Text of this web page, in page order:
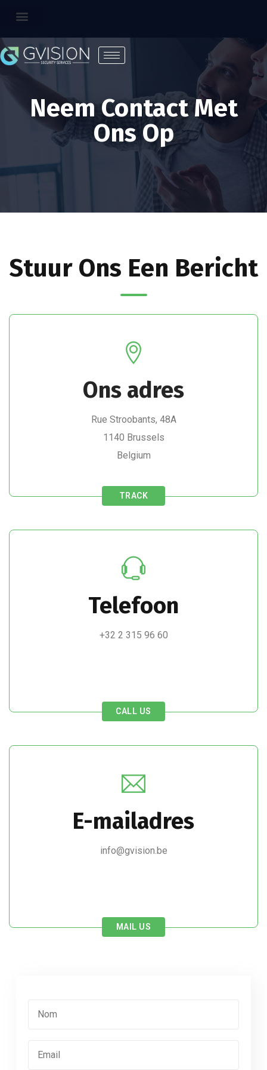
Neem Contact Met
Ons Op
Stuur Ons Een Bericht
Ons adres
Rue Stroobants, 48A
1140 Brussels
Belgium
TRACK
Telefoon
+32 2 315 96 60
CALL US
E-mailadres
info@gvision.be
MAIL US